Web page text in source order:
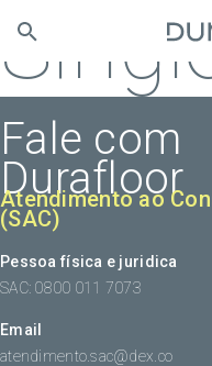
Fale com
Durafloor
Atendimento ao
(SAC)
Pessoa física e juridica
SAC: 0800 011 7073
Email
atendimento.sac@dex.co